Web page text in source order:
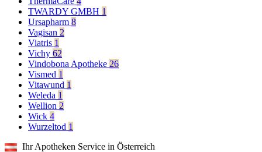
TWARDY GMBH 1
Ursapharm 8
Vagisan 2
Viatris 1
Vichy 62
Vindobona Apotheke 26
Vismed 1
Vitawund 1
Weleda 1
Wellion 2
Wick 4
Wurzeltod 1
Ihr Apotheken Service in Österreich